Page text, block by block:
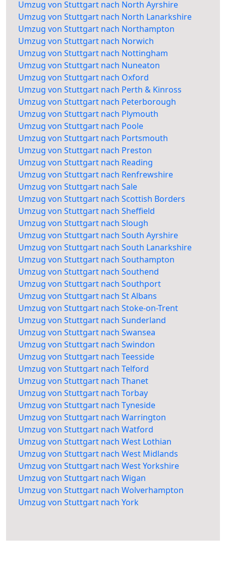
Umzug von Stuttgart nach North Ayrshire
Umzug von Stuttgart nach North Lanarkshire
Umzug von Stuttgart nach Northampton
Umzug von Stuttgart nach Norwich
Umzug von Stuttgart nach Nottingham
Umzug von Stuttgart nach Nuneaton
Umzug von Stuttgart nach Oxford
Umzug von Stuttgart nach Perth & Kinross
Umzug von Stuttgart nach Peterborough
Umzug von Stuttgart nach Plymouth
Umzug von Stuttgart nach Poole
Umzug von Stuttgart nach Portsmouth
Umzug von Stuttgart nach Preston
Umzug von Stuttgart nach Reading
Umzug von Stuttgart nach Renfrewshire
Umzug von Stuttgart nach Sale
Umzug von Stuttgart nach Scottish Borders
Umzug von Stuttgart nach Sheffield
Umzug von Stuttgart nach Slough
Umzug von Stuttgart nach South Ayrshire
Umzug von Stuttgart nach South Lanarkshire
Umzug von Stuttgart nach Southampton
Umzug von Stuttgart nach Southend
Umzug von Stuttgart nach Southport
Umzug von Stuttgart nach St Albans
Umzug von Stuttgart nach Stoke-on-Trent
Umzug von Stuttgart nach Sunderland
Umzug von Stuttgart nach Swansea
Umzug von Stuttgart nach Swindon
Umzug von Stuttgart nach Teesside
Umzug von Stuttgart nach Telford
Umzug von Stuttgart nach Thanet
Umzug von Stuttgart nach Torbay
Umzug von Stuttgart nach Tyneside
Umzug von Stuttgart nach Warrington
Umzug von Stuttgart nach Watford
Umzug von Stuttgart nach West Lothian
Umzug von Stuttgart nach West Midlands
Umzug von Stuttgart nach West Yorkshire
Umzug von Stuttgart nach Wigan
Umzug von Stuttgart nach Wolverhampton
Umzug von Stuttgart nach York